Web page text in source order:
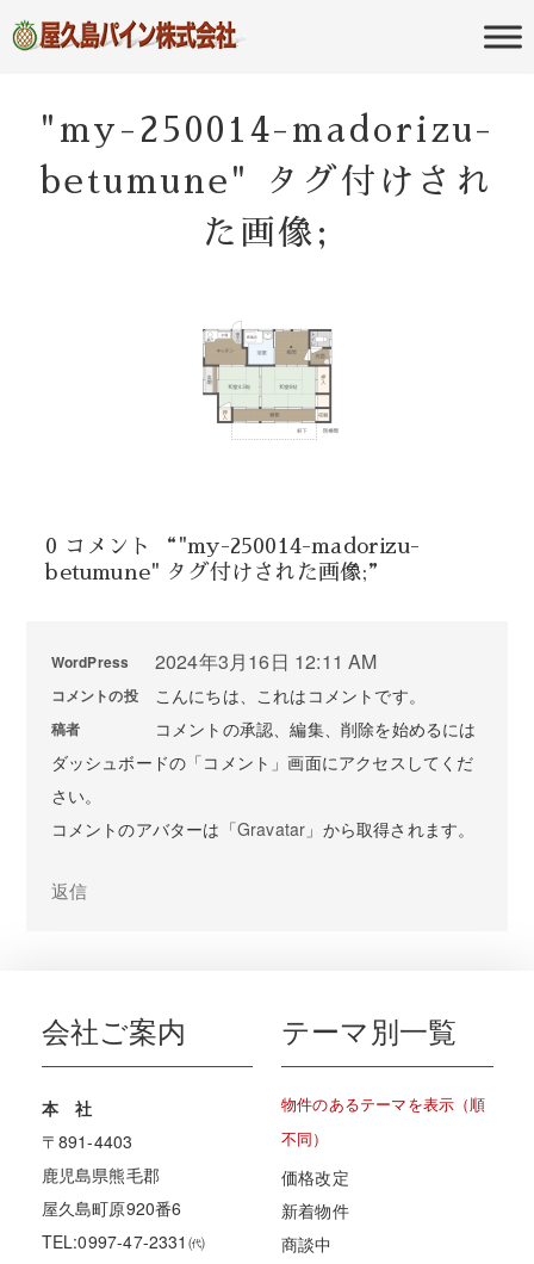
屋久島パイン
株式会社
のポータルサイト
"my-250014-madorizu-
betumune" タグ付けされ
た画像;
0 コメント “"my-250014-madorizu-
betumune" タグ付けされた画像;”
WordPress
コメントの投
稿者
2024年3月16日 12:11 AM
こんにちは、これはコメントです。
コメントの承認、編集、削除を始めるには
ダッシュボードの「コメント」画面にアクセスしてくだ
さい。
コメントのアバターは「Gravatar 」から取得されます。
返信
会社ご案内
本 社
〒891-4403
鹿児島県熊毛郡
屋久島町原920番6
TEL:0997-47-2331㈹
テーマ別一覧
物件のあるテーマを表示（順
不同）
価格改定
新着物件
商談中